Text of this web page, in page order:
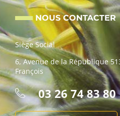
NOUS CONTACTER
Siège Social
6, Avenue de la République
François
03 26 74 83 80